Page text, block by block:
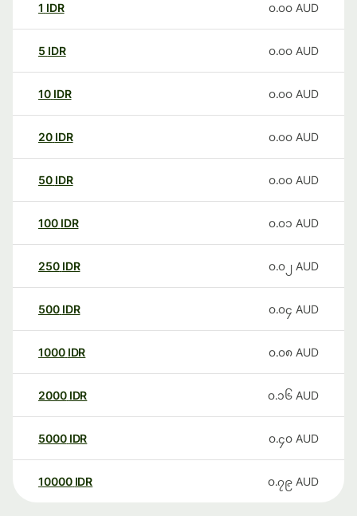
1 IDR ၀.၀၀ AUD
5 IDR ၀.၀၀ AUD
10 IDR ၀.၀၀ AUD
20 IDR ၀.၀၀ AUD
50 IDR ၀.၀၀ AUD
100 IDR ၀.၀၁ AUD
250 IDR ၀.၀၂ AUD
500 IDR ၀.၀၄ AUD
1000 IDR ၀.၀၈ AUD
2000 IDR ၀.၁၆ AUD
5000 IDR ၀.၄၀ AUD
10000 IDR ၀.၇၉ AUD